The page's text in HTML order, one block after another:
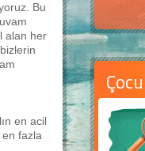
Bu
alan her
en acil
fazla